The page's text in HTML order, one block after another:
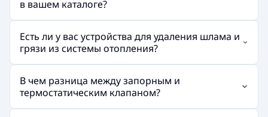
в вашем каталоге?
Есть ли у вас устройства для удаления шлама и
грязи из системы отопления?
В чем разница между запорным и
термостатическим клапаном?